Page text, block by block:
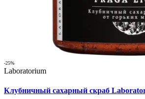
-25%
Laboratorium
Клубничный сахарный скраб